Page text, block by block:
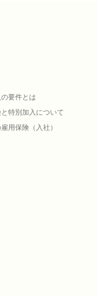
要件とは
特別加入について
用保険（入社）